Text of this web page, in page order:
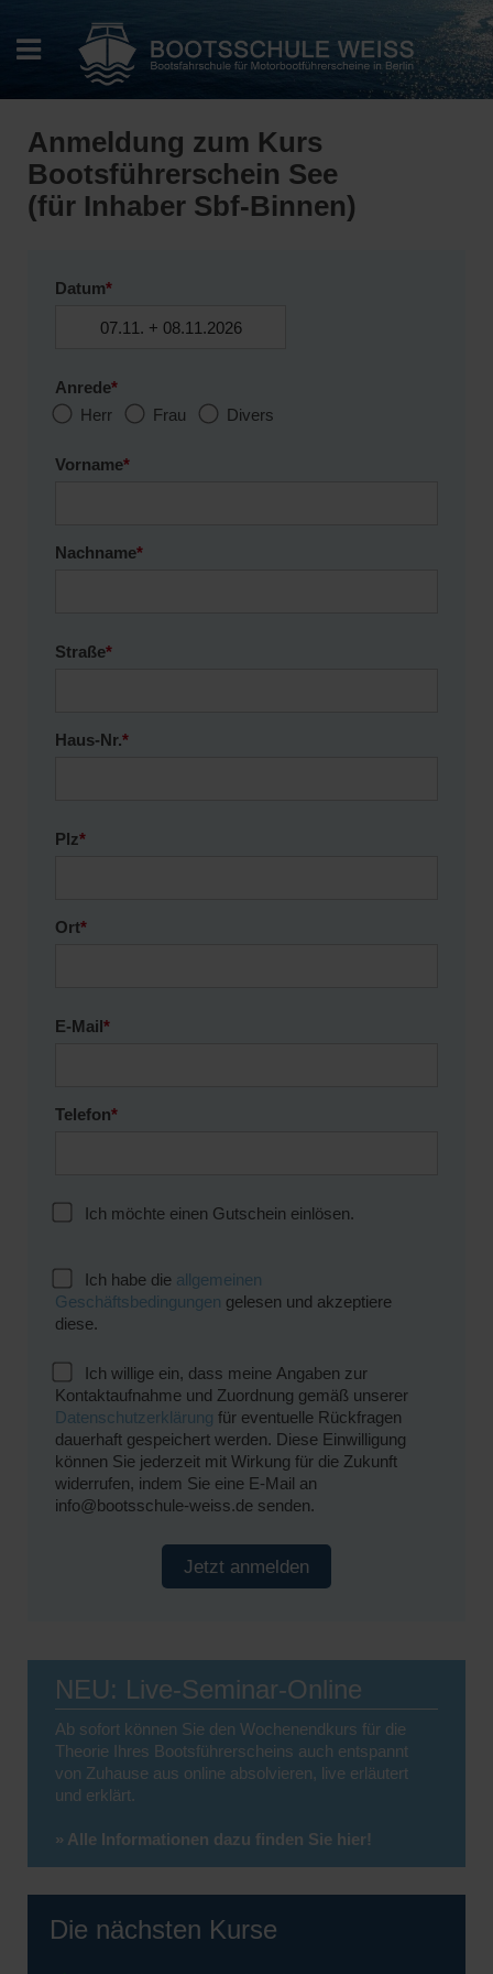
Anmeldung zum Kurs
Bootsführerschein See
(für Inhaber Sbf-Binnen)
Datum*
Anrede*
Herr
Frau Divers
Vorname*
Nachname*
Straße*
Haus-Nr.*
Plz*
Ort*
E-Mail*
Telefon*
Ich möchte einen Gutschein einlösen.
Ich habe die allgemeinen
Geschäftsbedingungen gelesen und akzeptiere
diese.
Ich willige ein, dass meine Angaben zur
Kontaktaufnahme und Zuordnung gemäß unserer
Datenschutzerklärung für eventuelle Rückfragen
dauerhaft gespeichert werden. Diese Einwilligung
können Sie jederzeit mit Wirkung für die Zukunft
widerrufen, indem Sie eine E-Mail an
info@bootsschule-weiss.de senden.
Jetzt anmelden
NEU: Live-Seminar-Online
Ab sofort können Sie den Wochenendkurs für die
Theorie Ihres Bootsführerscheins auch entspannt
von Zuhause aus online absolvieren, live erläutert
und erklärt.
» Alle Informationen dazu finden Sie hier!
Die nächsten Kurse